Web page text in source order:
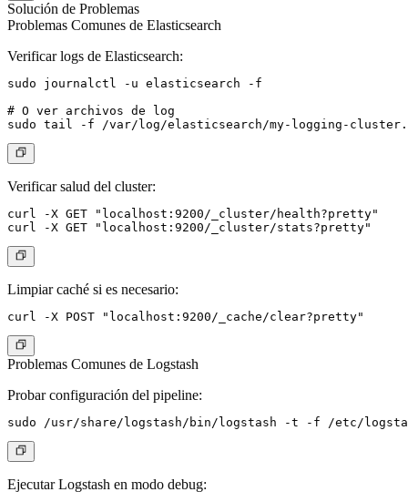
Solución de Problemas
Problemas Comunes de Elasticsearch
Verificar logs de Elasticsearch:
sudo journalctl -u elasticsearch -f
# O ver archivos de log
Verificar salud del cluster:
curl -X GET "localhost:9200/_cluster/health?pretty"
Limpiar caché si es necesario:
Problemas Comunes de Logstash
Probar configuración del pipeline:
Ejecutar Logstash en modo debug: